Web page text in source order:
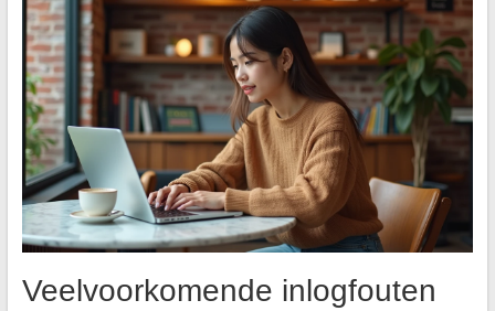
Veelvoorkomende inlogfouten